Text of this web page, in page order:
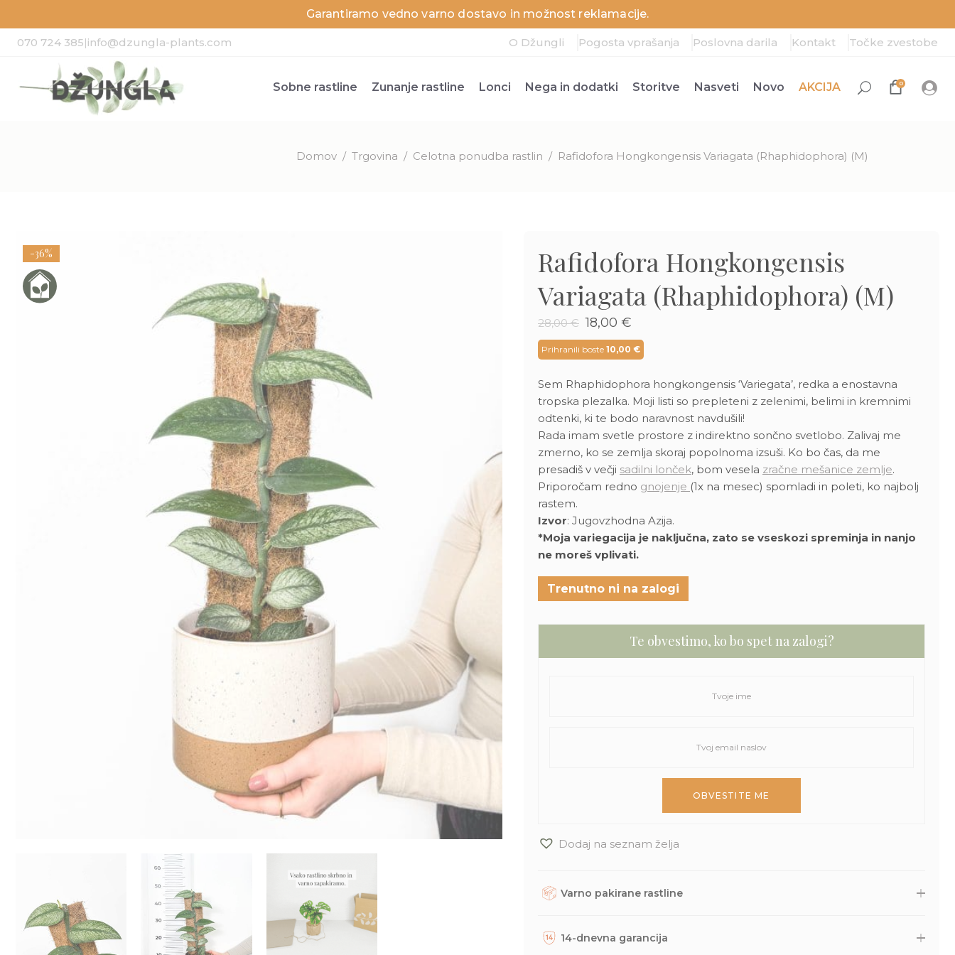
Garantiramo vedno varno dostavo in možnost reklamacije.
070 724 385|info@dzungla-plants.com O Džungli Pogosta vprašanja Poslovna darila Kontakt Točke zvestobe
Sobne rastline Zunanje rastline Lonci Nega in dodatki Storitve Nasveti Novo AKCIJA 0
Domov / Trgovina / Celotna ponudba rastlin / Rafidofora Hongkongensis Variagata (Rhaphidophora) (M)
-36%
Rafidofora Hongkongensis
Variagata (Rhaphidophora) (M)
28,00€ Izvirna
cena
je
bila:
28,00 €.
18,00 €
cena
je:
18,00 €.
Prihranili boste 10,00 €
Sem Rhaphidophora hongkongensis ‘Variegata’, redka a enostavna
tropska plezalka. Moji listi so prepleteni z zelenimi, belimi in kremnimi
odtenki, ki te bodo naravnost navdušili!
Rada imam svetle prostore z indirektno sončno svetlobo. Zalivaj me
zmerno, ko se zemlja skoraj popolnoma izsuši. Ko bo čas, da me
presadiš v večji sadilni lonček, bom vesela zračne mešanice zemlje.
Priporočam redno gnojenje (1x na mesec) spomladi in poleti, ko najbolj
rastem.
Izvor: Jugovzhodna Azija.
*Moja variegacija je naključna, zato se vseskozi spreminja in nanjo
ne moreš vplivati.
Trenutno ni na zalogi
Te obvestimo, ko bo spet na zalogi?
Dodaj na seznam želja
Varno pakirane rastline
trajnostno embalažo. Nato so naravnost iz naše trgovine s kurirsko službo DPD
14-dnevna garancija